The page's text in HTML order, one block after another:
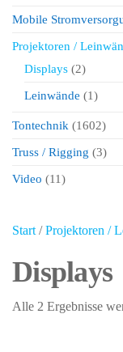
Mobile
Projektoren /
Displays (2)
Leinwände (1)
Tontechnik (1602)
Truss / Rigging (3)
Video (11)
Start /Projektoren /
Displays
Alle 2 Ergebnisse